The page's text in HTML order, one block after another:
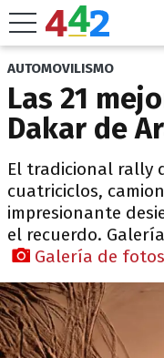
AUTOMOVILISMO
Las 21
Dakar de
El tradicional rally
cuatriciclos,
impresionante
el recuerdo.
Galería de fotos